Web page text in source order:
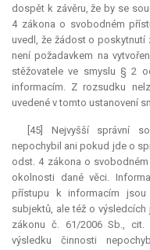
dospět k závěru, že by se
4 zákona o svobodném
uvedl, že žádost o
není požadavkem na
stěžovatele ve smyslu § 2
informacím. Z rozsudku
uvedené v tomto ustanovení
[45] Nejvyšší správní
nepochybil ani pokud jde o
odst. 4 zákona o
okolnosti dané věci.
přístupu k informacím
subjektů, ale též o
zákonu č. 61/2006 Sb.,
výsledku činnosti